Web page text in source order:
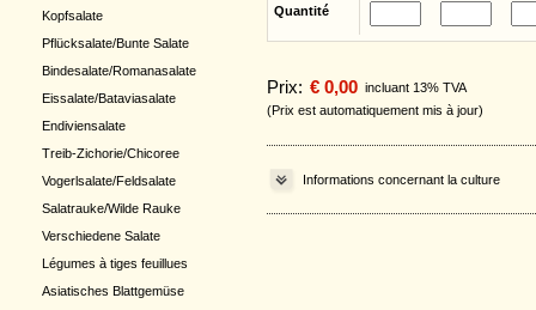
Kopfsalate
Pflücksalate/Bunte Salate
Bindesalate/Romanasalate
Eissalate/Bataviasalate
Endiviensalate
Treib-Zichorie/Chicoree
Vogerlsalate/Feldsalate
Salatrauke/Wilde Rauke
Verschiedene Salate
Légumes à tiges feuillues
Asiatisches Blattgemüse
Quantité
Prix: € 0,00 incluant 13% TVA
(Prix est automatiquement mis à jour)
Informations concernant la culture